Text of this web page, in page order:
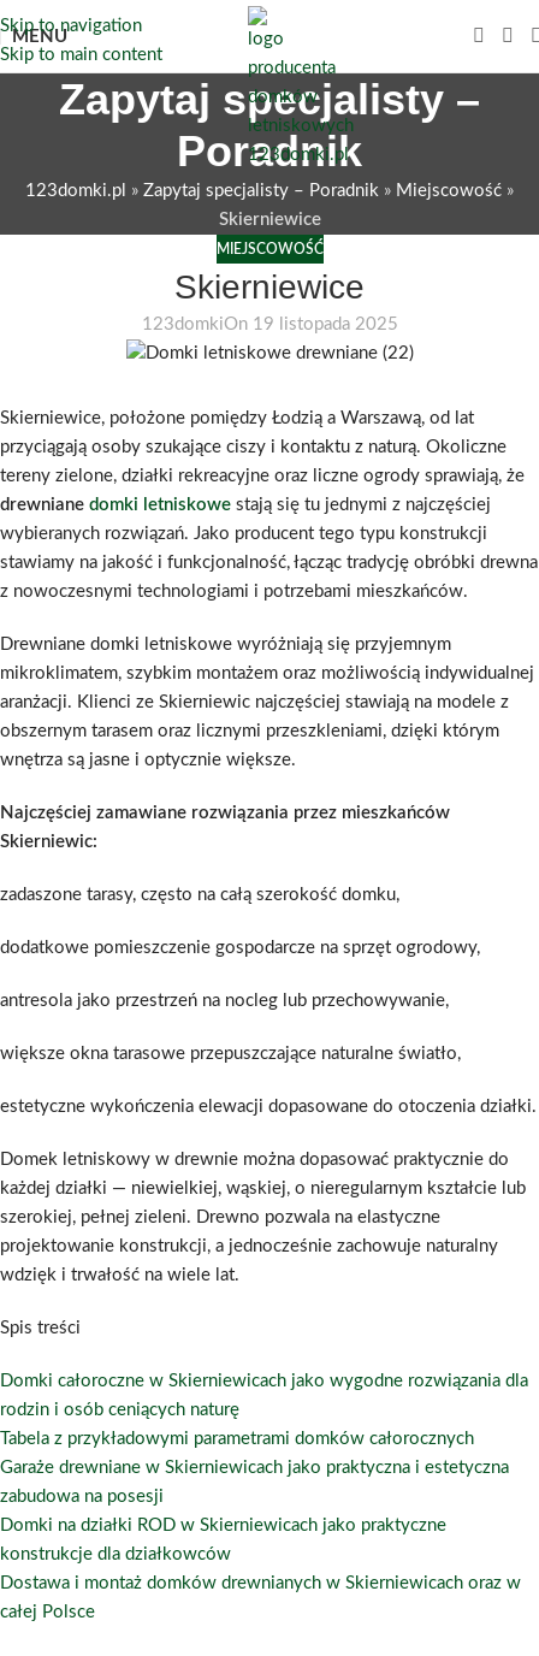
Skip to navigation
Skip to main content
MENU
Zapytaj specjalisty –
Poradnik
123domki.pl » Zapytaj specjalisty – Poradnik » Miejscowość »
Skierniewice
MIEJSCOWOŚĆ
Skierniewice
123domkiOn 19 listopada 2025
Skierniewice, położone pomiędzy Łodzią a Warszawą, od lat
przyciągają osoby szukające ciszy i kontaktu z naturą. Okoliczne
tereny zielone, działki rekreacyjne oraz liczne ogrody sprawiają, że
drewniane domki letniskowe stają się tu jednymi z najczęściej
wybieranych rozwiązań. Jako producent tego typu konstrukcji
stawiamy na jakość i funkcjonalność, łącząc tradycję obróbki drewna
z nowoczesnymi technologiami i potrzebami mieszkańców.
Drewniane domki letniskowe wyróżniają się przyjemnym
mikroklimatem, szybkim montażem oraz możliwością indywidualnej
aranżacji. Klienci ze Skierniewic najczęściej stawiają na modele z
obszernym tarasem oraz licznymi przeszkleniami, dzięki którym
wnętrza są jasne i optycznie większe.
Najczęściej zamawiane rozwiązania przez mieszkańców
Skierniewic:
zadaszone tarasy, często na całą szerokość domku,
dodatkowe pomieszczenie gospodarcze na sprzęt ogrodowy,
antresola jako przestrzeń na nocleg lub przechowywanie,
większe okna tarasowe przepuszczające naturalne światło,
estetyczne wykończenia elewacji dopasowane do otoczenia działki.
Domek letniskowy w drewnie można dopasować praktycznie do
każdej działki — niewielkiej, wąskiej, o nieregularnym kształcie lub
szerokiej, pełnej zieleni. Drewno pozwala na elastyczne
projektowanie konstrukcji, a jednocześnie zachowuje naturalny
wdzięk i trwałość na wiele lat.
Spis treści
Domki całoroczne w Skierniewicach jako wygodne rozwiązania dla
rodzin i osób ceniących naturę
Tabela z przykładowymi parametrami domków całorocznych
Garaże drewniane w Skierniewicach jako praktyczna i estetyczna
zabudowa na posesji
Domki na działki ROD w Skierniewicach jako praktyczne
konstrukcje dla działkowców
Dostawa i montaż domków drewnianych w Skierniewicach oraz w
całej Polsce